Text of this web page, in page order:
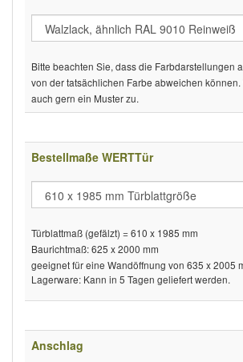
Bitte beachten Sie, dass die Farbdarstellungen
von der tatsächlichen Farbe abweichen
auch gern ein Muster zu.
Bestellmaße WERTTür
Türblattmaß (gefälzt) = 610 x 1985 mm
Baurichtmaß: 625 x 2000 mm
geeignet für eine Wandöffnung von 635 x 2005
Lagerware: Kann in 5 Tagen geliefert werden.
Anschlag